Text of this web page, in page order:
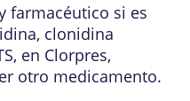
farmacéutico si es
clonidina
en Clorpres,
otro medicamento.